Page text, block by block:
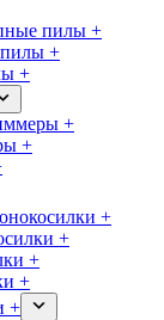
пилы +
+
+
+
+
+
+
+
+
+